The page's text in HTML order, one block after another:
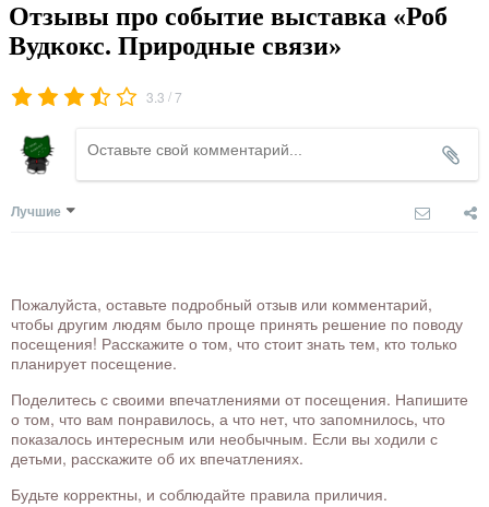
Отзывы про событие выставка «Роб
Вудкокс. Природные связи»
3.3 /7
Лучшие
Пожалуйста, оставьте подробный отзыв или комментарий,
чтобы другим людям было проще принять решение по поводу
посещения! Расскажите о том, что стоит знать тем, кто только
планирует посещение.
Поделитесь с своими впечатлениями от посещения. Напишите
о том, что вам понравилось, а что нет, что запомнилось, что
показалось интересным или необычным. Если вы ходили с
детьми, расскажите об их впечатлениях.
Будьте корректны, и соблюдайте правила приличия.